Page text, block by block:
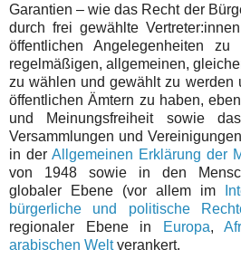
Garantien – wie das Recht der
durch frei gewählte
öffentlichen Angelegenheiten
regelmäßigen, allgemeinen,
zu wählen und gewählt zu werden
öffentlichen Ämtern zu haben,
und Meinungsfreiheit sowie
Versammlungen und
in der Allgemeinen Erklärung der
von 1948 sowie in den
globaler Ebene (vor allem im
bürgerliche und politische
regionaler Ebene in
Europa,
arabischen Weltverankert.